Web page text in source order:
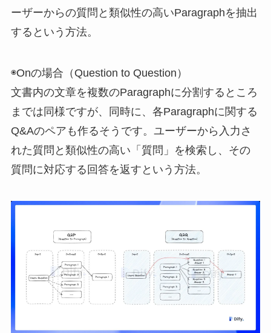
ーザーからの質問と類似性の高いParagraphを抽出
するという方法。
◉Onの場合（Question to Question）
文書内の文章を複数のParagraphに分割するところ
までは同様ですが、同時に、各Paragraphに関する
Q&Aのペアも作るそうです。ユーザーから入力さ
れた質問と類似性の高い「質問」を検索し、その
質問に対応する回答を返すという方法。